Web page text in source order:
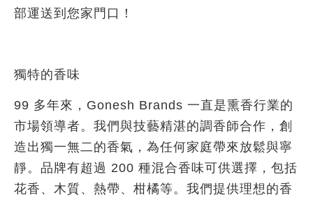
部運送到您家門口！
獨特的香味
99 多年來，Gonesh Brands 一直是熏香行業的
市場領導者。我們與技藝精湛的調香師合作，創
造出獨一無二的香氣，為任何家庭帶來放鬆與寧
靜。品牌有超過 200 種混合香味可供選擇，包括
花香、木質、熱帶、柑橘等。我們提供理想的香